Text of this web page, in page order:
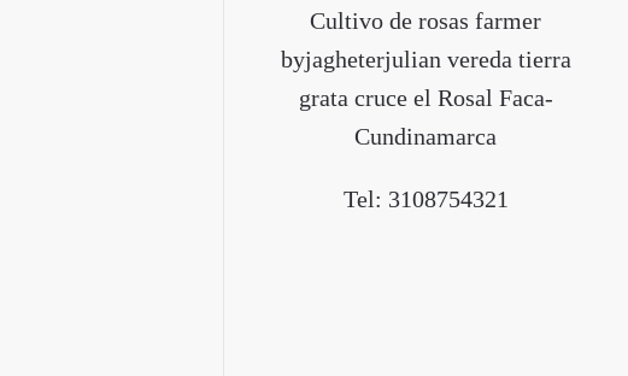
Cultivo de rosas farmer
byjagheterjulian vereda tierra
grata cruce el Rosal Faca-
Cundinamarca
Tel: 3108754321